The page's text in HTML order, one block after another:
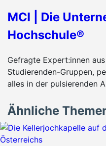
MCI | Die
Hochschule®
Gefragte Expert:innen
Studierenden-Gruppen,
alles in der pulsierenden
Ähnliche